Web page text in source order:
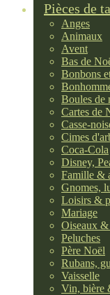
Pièces de
Anges
Animaux
Avent
Bas de
Bonbons
Boules de
Cartes de
Casse-
Cimes
Coca-Cola
Disney,
Famille &
Gnomes,
Loisirs &
Mariage
Oiseaux
Peluches
Père Noël
Rubans,
Vaisselle
Vin, bière